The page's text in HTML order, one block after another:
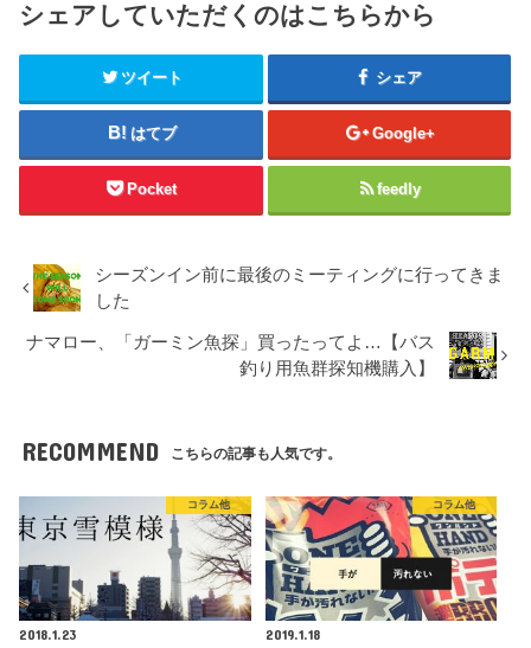
シェアしていただくのはこちらから
ツイート シェア
はてブ Google+
Pocket feedly
シーズンイン前に最後のミーティングに行ってきま
した
ナマロー、「ガーミン魚探」買ったってよ…【バス
釣り用魚群探知機購入】
RECOMMEND こちらの記事も人気です。
コラム他
2018.1.23
コラム他
2019.1.18